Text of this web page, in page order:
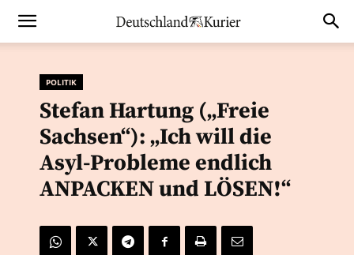
POLITIK
Stefan Hartung („Freie
Sachsen“): „Ich will die
Asyl-Probleme endlich
ANPACKEN und LÖSEN!“